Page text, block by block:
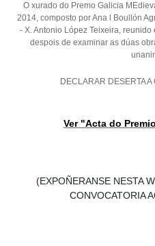
O xurado do Premo Galicia
2014, composto por Ana l Boullón
- X. Antonio López Teixeira,
despois de examinar as dúas
DECLARAR DESERTA
Ver "Acta do
(EXPOÑERANSE NESTA
CONVOCATORIA